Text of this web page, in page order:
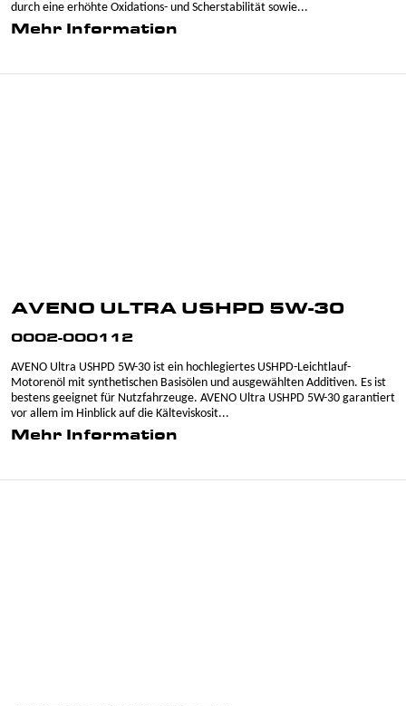
durch eine erhöhte Oxidations- und Scherstabilität sowie...
Mehr Information
AVENO ULTRA USHPD 5W-30
0002-000112
AVENO Ultra USHPD 5W-30 ist ein hochlegiertes USHPD-Leichtlauf-
Motorenöl mit synthetischen Basisölen und ausgewählten Additiven. Es ist
bestens geeignet für Nutzfahrzeuge. AVENO Ultra USHPD 5W-30 garantiert
vor allem im Hinblick auf die Kälteviskosit...
Mehr Information